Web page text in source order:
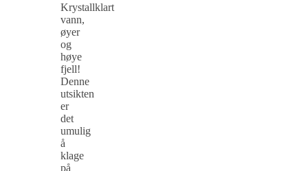
Krystallklart
vann,
øyer
og
høye
fjell!
Denne
utsikten
er
det
umulig
å
klage
på